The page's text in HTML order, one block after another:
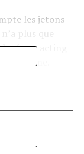
les jetons
plus que
son acting
de même.